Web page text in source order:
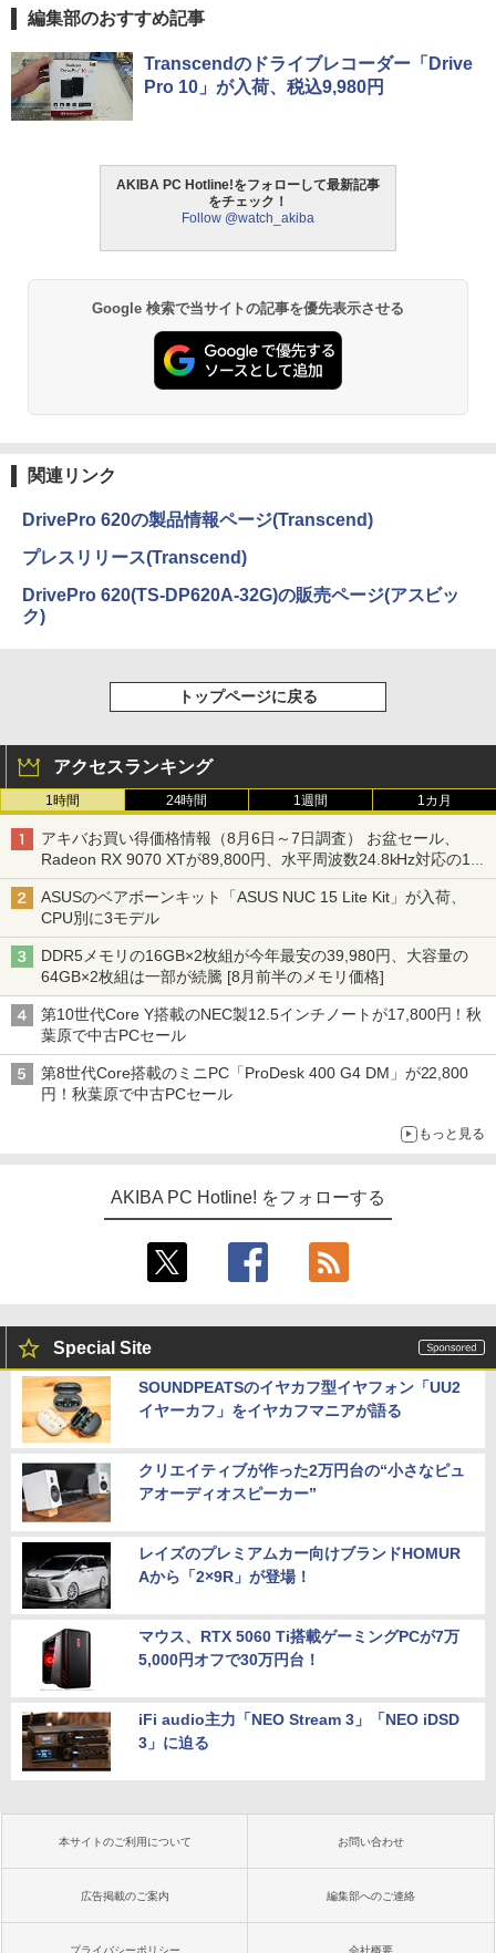
編集部のおすすめ記事
Transcendのドライブレコーダー「Drive
Pro 10」が入荷、税込9,980円
AKIBA PC Hotline!をフォローして最新記事
をチェック！
Follow @watch_akiba
Google 検索で当サイトの記事を優先表示させる
関連リンク
DrivePro 620の製品情報ページ(Transcend)
プレスリリース(Transcend)
DrivePro 620(TS-DP620A-32G)の販売ページ(アスビッ
ク)
トップページに戻る
アクセスランキング
1時間 24時間 1週間 1カ月
アキバお買い得価格情報（8月6日～7日調査） お盆セール、
Radeon RX 9070 XTが89,800円、水平周波数24.8kHz対応の17
型モニターが9,801円、暑さ指数連動セール ほか
ASUSのベアボーンキット「ASUS NUC 15 Lite Kit」が入荷、
CPU別に3モデル
DDR5メモリの16GB×2枚組が今年最安の39,980円、大容量の
64GB×2枚組は一部が続騰 [8月前半のメモリ価格]
第10世代Core Y搭載のNEC製12.5インチノートが17,800円！秋
葉原で中古PCセール
第8世代Core搭載のミニPC「ProDesk 400 G4 DM」が22,800
円！秋葉原で中古PCセール
もっと見る
AKIBA PC Hotline! をフォローする
Special Site
SOUNDPEATSのイヤカフ型イヤフォン「UU2
イヤーカフ」をイヤカフマニアが語る
クリエイティブが作った2万円台の“小さなピュ
アオーディオスピーカー”
レイズのプレミアムカー向けブランドHOMUR
Aから「2×9R」が登場！
マウス、RTX 5060 Ti搭載ゲーミングPCが7万
5,000円オフで30万円台！
iFi audio主力「NEO Stream 3」「NEO iDSD
3」に迫る
本サイトのご利用について お問い合わせ
広告掲載のご案内 編集部へのご連絡
プライバシーポリシー 会社概要